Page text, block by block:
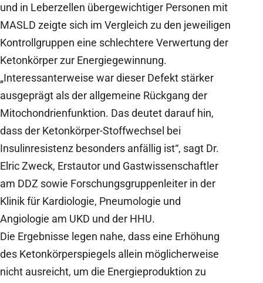
und in Leberzellen übergewichtiger Personen mit
MASLD zeigte sich im Vergleich zu den jeweiligen
Kontrollgruppen eine schlechtere Verwertung der
Ketonkörper zur Energiegewinnung.
„Interessanterweise war dieser Defekt stärker
ausgeprägt als der allgemeine Rückgang der
Mitochondrienfunktion. Das deutet darauf hin,
dass der Ketonkörper-Stoffwechsel bei
Insulinresistenz besonders anfällig ist“, sagt Dr.
Elric Zweck, Erstautor und Gastwissenschaftler
am DDZ sowie Forschungsgruppenleiter in der
Klinik für Kardiologie, Pneumologie und
Angiologie am UKD und der HHU.
Die Ergebnisse legen nahe, dass eine Erhöhung
des Ketonkörperspiegels allein möglicherweise
nicht ausreicht, um die Energieproduktion zu